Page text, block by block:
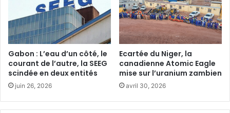
‎Gabon : L’eau d’un côté, le
courant de l’autre, la SEEG
scindée en deux entités
juin 26, 2026
Ecartée du Niger, la
canadienne Atomic Eagle
mise sur l’uranium zambien
avril 30, 2026